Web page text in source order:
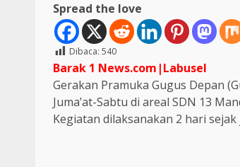
Spread the love
Dibaca: 540
Barak 1 News.com|Labusel
Gerakan Pramuka Gugus Depan
Juma’at-Sabtu di areal SDN 13
Kegiatan dilaksanakan 2 hari